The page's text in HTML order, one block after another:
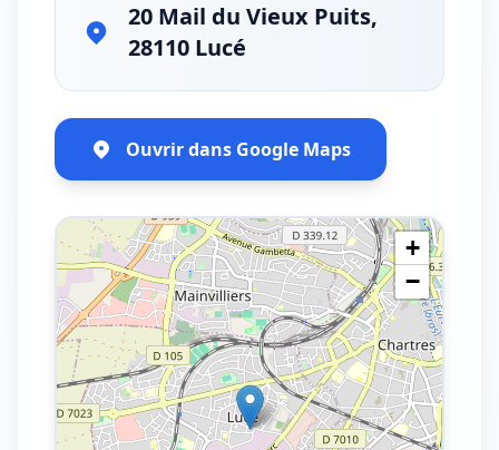
20 Mail du Vieux Puits,
28110 Lucé
Ouvrir dans Google Maps
+
−